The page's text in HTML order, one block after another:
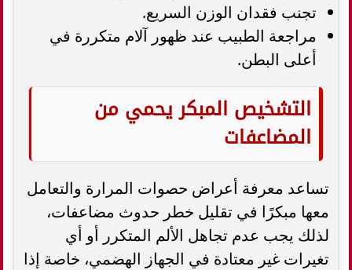
تجنب فقدان الوزن السريع.
مراجعة الطبيب عند ظهور آلام متكررة في
أعلى البطن.
التشخيص المبكر يحمي من
المضاعفات
تساعد معرفة أعراض حصوات المرارة والتعامل
معها مبكرًا في تقليل خطر حدوث مضاعفات،
لذلك يجب عدم تجاهل الألم المتكرر أو أي
تغيرات غير معتادة في الجهاز الهضمي، خاصة إذا